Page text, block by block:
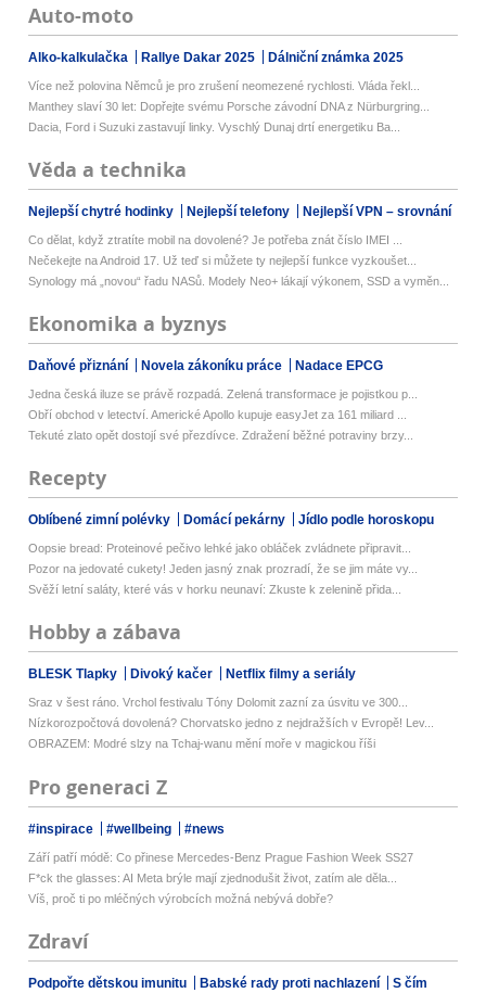
Auto-moto
Alko-kalkulačka Rallye Dakar 2025 Dálniční známka 2025
Více než polovina Němců je pro zrušení neomezené rychlosti. Vláda řekl...
Manthey slaví 30 let: Dopřejte svému Porsche závodní DNA z Nürburgring...
Dacia, Ford i Suzuki zastavují linky. Vyschlý Dunaj drtí energetiku Ba...
Věda a technika
Nejlepší chytré hodinky Nejlepší telefony Nejlepší VPN – srovnání
Co dělat, když ztratíte mobil na dovolené? Je potřeba znát číslo IMEI ...
Nečekejte na Android 17. Už teď si můžete ty nejlepší funkce vyzkoušet...
Synology má „novou“ řadu NASů. Modely Neo+ lákají výkonem, SSD a vyměn...
Ekonomika a byznys
Daňové přiznání Novela zákoníku práce Nadace EPCG
Jedna česká iluze se právě rozpadá. Zelená transformace je pojistkou p...
Obří obchod v letectví. Americké Apollo kupuje easyJet za 161 miliard ...
Tekuté zlato opět dostojí své přezdívce. Zdražení běžné potraviny brzy...
Recepty
Oblíbené zimní polévky Domácí pekárny Jídlo podle horoskopu
Oopsie bread: Proteinové pečivo lehké jako obláček zvládnete připravit...
Pozor na jedovaté cukety! Jeden jasný znak prozradí, že se jim máte vy...
Svěží letní saláty, které vás v horku neunaví: Zkuste k zelenině přida...
Hobby a zábava
BLESK Tlapky Divoký kačer Netflix filmy a seriály
Sraz v šest ráno. Vrchol festivalu Tóny Dolomit zazní za úsvitu ve 300...
Nízkorozpočtová dovolená? Chorvatsko jedno z nejdražších v Evropě! Lev...
OBRAZEM: Modré slzy na Tchaj-wanu mění moře v magickou říši
Pro generaci Z
#inspirace #wellbeing #news
Září patří módě: Co přinese Mercedes-Benz Prague Fashion Week SS27
F*ck the glasses: AI Meta brýle mají zjednodušit život, zatím ale děla...
Víš, proč ti po mléčných výrobcích možná nebývá dobře?
Zdraví
Podpořte dětskou imunitu Babské rady proti nachlazení
S čím